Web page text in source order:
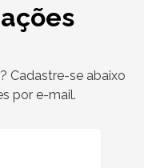
Cadastre-se abaixo
por e-mail.